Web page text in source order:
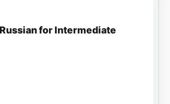
for Intermediate